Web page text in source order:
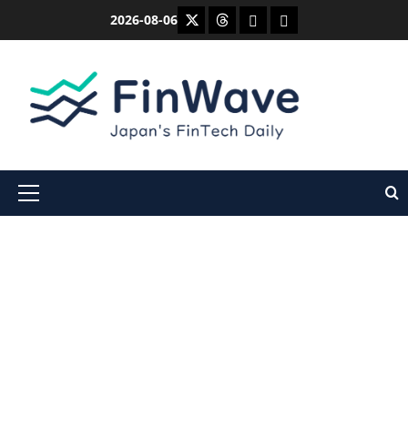
2026-08-06 X ThreadsBlueskyMastodon
メ